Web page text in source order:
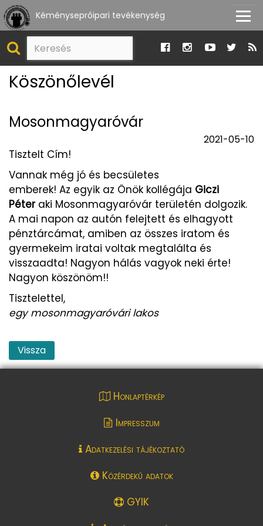
Kéményseprőipari tevékenység
Köszönőlevél
Mosonmagyaróvár
2021-05-10
Tisztelt Cím!
Vannak még jó és becsületes
emberek! Az egyik az Önök kollégája Giczi
Péteraki Mosonmagyaróvár területén dolgozik.
A mai napon az autón felejtett és elhagyott
pénztárcámat, amiben az összes iratom és
gyermekeim iratai voltak megtalálta és
visszaadta! Nagyon hálás vagyok neki érte!
Nagyon köszönöm!!
Tisztelettel,
egy mosonmagyaróvári lakos
Vissza
Honlaptérkép
Impresszum
Adatkezelési tájékoztató
Közérdekű adatok
GYIK